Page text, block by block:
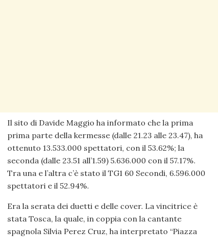
Il sito di Davide Maggio ha informato che la prima
prima parte della kermesse (dalle 21.23 alle 23.47), ha
ottenuto 13.533.000 spettatori, con il 53.62%; la
seconda (dalle 23.51 all’1.59) 5.636.000 con il 57.17%.
Tra una e l’altra c’è stato il TG1 60 Secondi, 6.596.000
spettatori e il 52.94%.
Era la serata dei duetti e delle cover. La vincitrice è
stata Tosca, la quale, in coppia con la cantante
spagnola Silvia Perez Cruz, ha interpretato “Piazza